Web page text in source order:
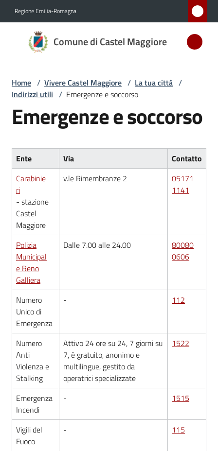
Regione Emilia-Romagna
Comune di Castel Maggiore
Comune
di Castel
D'ARGENTO
AL MERITO
Amministrazione
Novità
Servizi
Vivere
Castel
Maggiore
Menu selezionato
Amministrazione
Trasparente
Albo
pretorio
Tutti
gli
argomenti...
Home / Vivere Castel Maggiore / La tua città /
Indirizzi utili / Emergenze e soccorso
Emergenze e soccorso
Ente Via
Contatto
Carabinie
ri
- stazione
Castel
Maggiore
v.le Rimembranze 2
05171
1141
Polizia
Municipal
e Reno
Galliera
Dalle 7.00 alle 24.00
80080
0606
Numero
Unico di
Emergenza
- 112
Numero
Anti
Violenza e
Stalking
Attivo 24 ore su 24, 7 giorni su
7, è gratuito, anonimo e
multilingue, gestito da
operatrici specializzate
1522
Emergenza
Incendi
- 1515
Vigili del
Fuoco
- 115